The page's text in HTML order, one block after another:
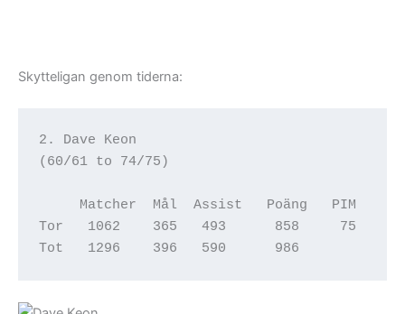
Skytteligan genom tiderna:
2. Dave Keon
(60/61 to 74/75)
     Matcher  Mål  Assist   Poäng   PIM
Tor   1062    365   493      858     75